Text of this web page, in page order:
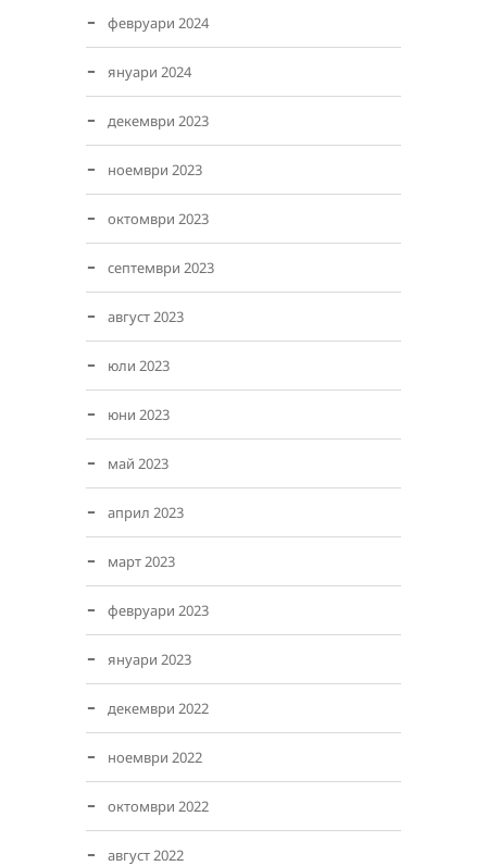
февруари 2024
януари 2024
декември 2023
ноември 2023
октомври 2023
септември 2023
август 2023
юли 2023
юни 2023
май 2023
април 2023
март 2023
февруари 2023
януари 2023
декември 2022
ноември 2022
октомври 2022
август 2022